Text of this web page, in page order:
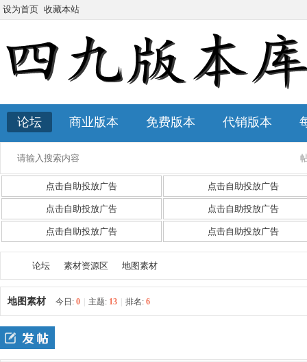
设为首页 收藏本站
论坛 商业版本 免费版本 代销版本
点击自助投放广告 点击自助投放广告
点击自助投放广告 点击自助投放广告
点击自助投放广告 点击自助投放广告
四 »
论坛
›
素材资源区 地图素材
地图素材 今日: 0 主题: 13 排名: 6